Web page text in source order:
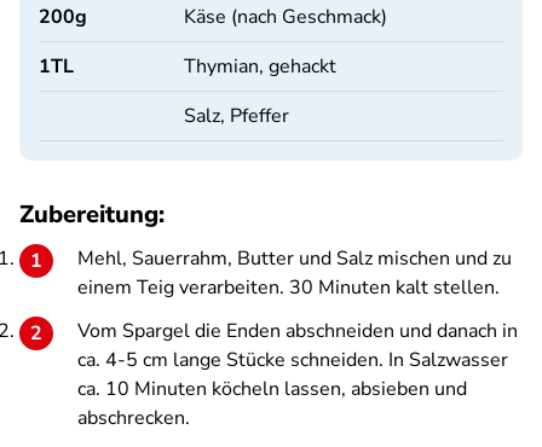
200g
Käse (nach Geschmack)
1TL
Thymian, gehackt
Salz, Pfeffer
Zubereitung:
Mehl, Sauerrahm, Butter und Salz mischen und zu
einem Teig verarbeiten. 30 Minuten kalt stellen.
Vom Spargel die Enden abschneiden und danach in
ca. 4-5 cm lange Stücke schneiden. In Salzwasser
ca. 10 Minuten köcheln lassen, absieben und
abschrecken.